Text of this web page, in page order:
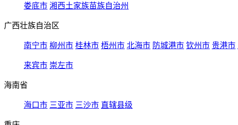
娄底市 湘西土家族苗族自治州
广西壮族自治区
南宁市 柳州市 桂林市 梧州市 北海市 防城港市 钦州市 贵港市
来宾市 崇左市
海南省
海口市 三亚市 三沙市 直辖县级